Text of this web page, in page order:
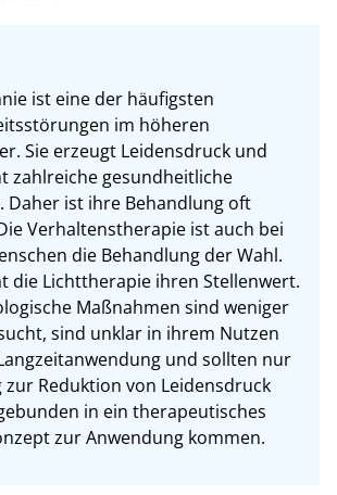
ist eine der häufigsten
im höheren
Sie erzeugt Leidensdruck und
zahlreiche gesundheitliche
Daher ist ihre Behandlung oft
Verhaltenstherapie ist auch bei
die Behandlung der Wahl.
die Lichttherapie ihren Stellenwert.
Maßnahmen sind weniger
sind unklar in ihrem Nutzen
und sollten nur
Reduktion von Leidensdruck
in ein therapeutisches
zur Anwendung kommen.